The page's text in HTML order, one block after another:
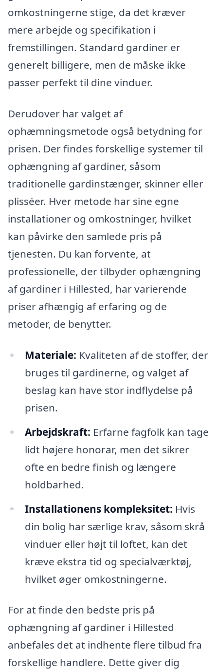
omkostningerne stige, da det kræver
mere arbejde og specifikation i
fremstillingen. Standard gardiner er
generelt billigere, men de måske ikke
passer perfekt til dine vinduer.
Derudover har valget af
ophæmningsmetode også betydning for
prisen. Der findes forskellige systemer til
ophængning af gardiner, såsom
traditionelle gardinstænger, skinner eller
plisséer. Hver metode har sine egne
installationer og omkostninger, hvilket
kan påvirke den samlede pris på
tjenesten. Du kan forvente, at
professionelle, der tilbyder ophængning
af gardiner i Hillested, har varierende
priser afhængig af erfaring og de
metoder, de benytter.
Materiale: Kvaliteten af de stoffer, der
bruges til gardinerne, og valget af
beslag kan have stor indflydelse på
prisen.
Arbejdskraft: Erfarne fagfolk kan tage
lidt højere honorar, men det sikrer
ofte en bedre finish og længere
holdbarhed.
Installationens kompleksitet: Hvis
din bolig har særlige krav, såsom skrå
vinduer eller højt til loftet, kan det
kræve ekstra tid og specialværktøj,
hvilket øger omkostningerne.
For at finde den bedste pris på
ophængning af gardiner i Hillested
anbefales det at indhente flere tilbud fra
forskellige handlere. Dette giver dig